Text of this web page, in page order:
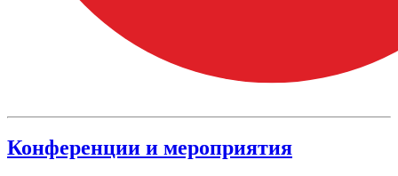
Конференции и мероприятия